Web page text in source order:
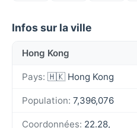
Infos sur la ville
Hong Kong
Pays: 🇭🇰 Hong Kong
Population: 7,396,076
Coordonnées: 22.28,